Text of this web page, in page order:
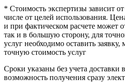
* Стоимость экспертизы зависит
числе от целей использования.
и при фактическом расчете может
так и в большую сторону, для
услуг необходимо оставить
точную стоимость услуг
Сроки указаны без учета доставки
возможность получения сразу